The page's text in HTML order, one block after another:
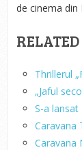
de cinema din
RELATED
Thrillerul
„Jaful
S-a lansat
Caravana
Caravana